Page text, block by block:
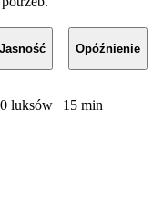
Jasność Opóźnienie
luksów 15 min